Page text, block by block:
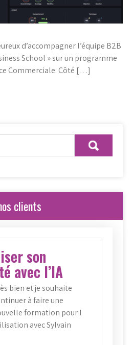
d’accompagner l’équipe B2B
School » sur un programme
Commerciale. Côté […]
clients
son
avec l’IA
bien et je souhaite
à faire une
formation pour l
avec Sylvain